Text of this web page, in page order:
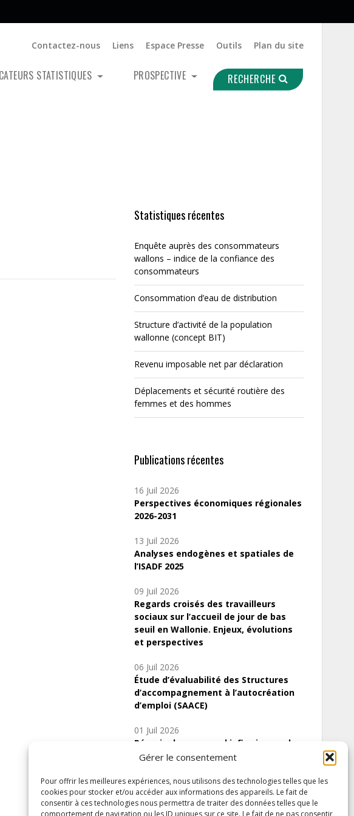
Gérer le consentement
Pour offrir les meilleures expériences, nous utilisons des technologies telles que les
cookies pour stocker et/ou accéder aux informations des appareils. Le fait de
consentir à ces technologies nous permettra de traiter des données telles que le
comportement de navigation ou les ID uniques sur ce site. Le fait de ne pas consentir
Contactez-nous Liens Espace Presse Outils Plan du site
STATISTIQUES PROSPECTIVE RECHERCHE
Statistiques récentes
Enquête auprès des consommateurs
wallons – indice de la confiance des
consommateurs
Consommation d’eau de distribution
Structure d’activité de la population
wallonne (concept BIT)
Revenu imposable net par déclaration
Déplacements et sécurité routière des
femmes et des hommes
Publications récentes
16 Juil 2026
Perspectives économiques régionales
2026-2031
13 Juil 2026
Analyses endogènes et spatiales de
l’ISADF 2025
09 Juil 2026
Regards croisés des travailleurs
sociaux sur l’accueil de jour de bas
seuil en Wallonie. Enjeux, évolutions
et perspectives
06 Juil 2026
Étude d’évaluabilité des Structures
d’accompagnement à l’autocréation
d’emploi (SAACE)
01 Juil 2026
Pénurie du personnel infirmier :quels
indicateurs d’offre de soins pour